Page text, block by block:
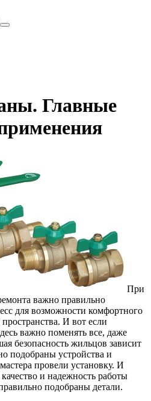
Главные
При
важно правильно
для возможности комфортного
И вот если
важно поменять все, даже
безопасность жильцов зависит
подобраны устройства и
провели установку. И
и надежность работы
подобраны детали.